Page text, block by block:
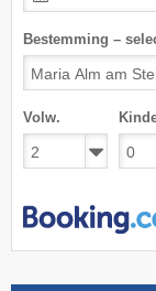
Bestemming –
Volw.